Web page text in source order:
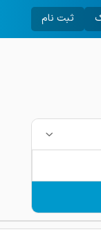
ثبت نام